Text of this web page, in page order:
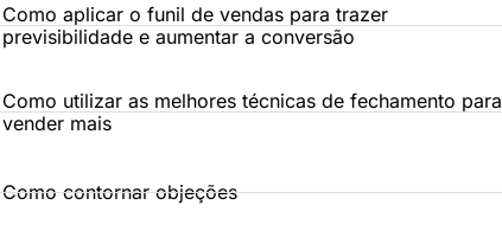
Como aplicar o funil de vendas para trazer
previsibilidade e aumentar a conversão
Como utilizar as melhores técnicas de fechamento para
vender mais
Como contornar objeções